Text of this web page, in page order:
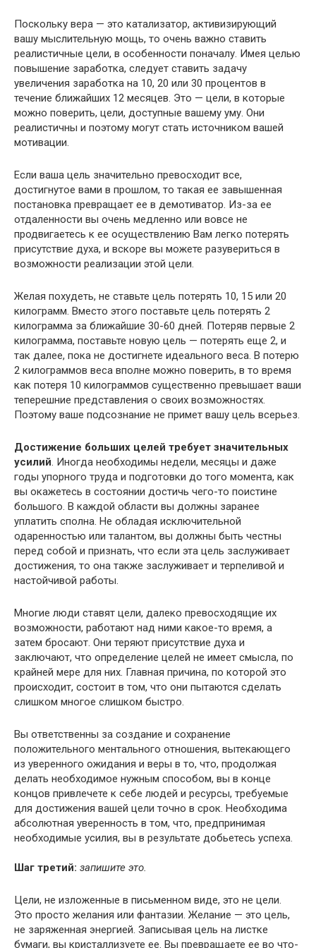
Поскольку вера — это катализатор, активизирующий
вашу мыслительную мощь, то очень важно ставить
реалистичные цели, в особенности поначалу. Имея целью
повышение заработка, следует ставить задачу
увеличения заработка на 10, 20 или 30 процентов в
течение ближайших 12 месяцев. Это — цели, в которые
можно поверить, цели, доступные вашему уму. Они
реалистичны и поэтому могут стать источником вашей
мотивации.
Если ваша цель значительно превосходит все,
достигнутое вами в прошлом, то такая ее завышенная
постановка превращает ее в демотиватор. Из-за ее
отдаленности вы очень медленно или вовсе не
продвигаетесь к ее осуществлению Вам легко потерять
присутствие духа, и вскоре вы можете разувериться в
возможности реализации этой цели.
Желая похудеть, не ставьте цель потерять 10, 15 или 20
килограмм. Вместо этого поставьте цель потерять 2
килограмма за ближайшие 30-60 дней. Потеряв первые 2
килограмма, поставьте новую цель — потерять еще 2, и
так далее, пока не достигнете идеального веса. В потерю
2 килограммов веса вполне можно поверить, в то время
как потеря 10 килограммов существенно превышает ваши
теперешние представления о своих возможностях.
Поэтому ваше подсознание не примет вашу цель всерьез.
Достижение больших целей требует значительных
усилий. Иногда необходимы недели, месяцы и даже
годы упорного труда и подготовки до того момента, как
вы окажетесь в состоянии достичь чего-то поистине
большого. В каждой области вы должны заранее
уплатить сполна. Не обладая исключительной
одаренностью или талантом, вы должны быть честны
перед собой и признать, что если эта цель заслуживает
достижения, то она также заслуживает и терпеливой и
настойчивой работы.
Многие люди ставят цели, далеко превосходящие их
возможности, работают над ними какое-то время, а
затем бросают. Они теряют присутствие духа и
заключают, что определение целей не имеет смысла, по
крайней мере для них. Главная причина, по которой это
происходит, состоит в том, что они пытаются сделать
слишком многое слишком быстро.
Вы ответственны за создание и сохранение
положительного ментального отношения, вытекающего
из уверенного ожидания и веры в то, что, продолжая
делать необходимое нужным способом, вы в конце
концов привлечете к себе людей и ресурсы, требуемые
для достижения вашей цели точно в срок. Необходима
абсолютная уверенность в том, что, предпринимая
необходимые усилия, вы в результате добьетесь успеха.
Шаг третий: запишите это.
Цели, не изложенные в письменном виде, это не цели.
Это просто желания или фантазии. Желание — это цель,
не заряженная энергией. Записывая цель на листке
бумаги, вы кристаллизуете ее. Вы превращаете ее во что-